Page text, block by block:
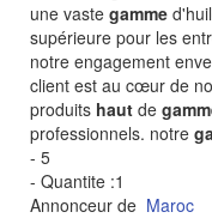
une vaste gamme
supérieure pour les
notre engagement
client est au cœur de
produits haut de
professionnels. notre
- 5
- Quantite :1
Annonceur de Maroc